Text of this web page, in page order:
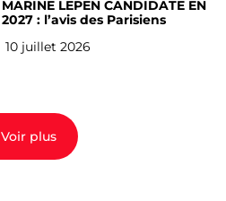
MARINE LEPEN CANDIDATE EN
2027 : l’avis des Parisiens
10 juillet 2026
Voir plus